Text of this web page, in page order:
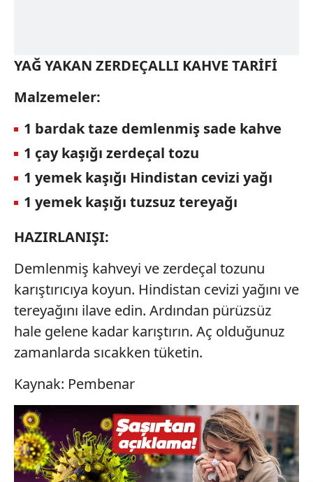
YAĞ YAKAN ZERDEÇALLI KAHVE TARİFİ
Malzemeler:
1 bardak taze demlenmiş sade kahve
1 çay kaşığı zerdeçal tozu
1 yemek kaşığı Hindistan cevizi yağı
1 yemek kaşığı tuzsuz tereyağı
HAZIRLANIŞI:
Demlenmiş kahveyi ve zerdeçal tozunu
karıştırıcıya koyun. Hindistan cevizi yağını ve
tereyağını ilave edin. Ardından pürüzsüz
hale gelene kadar karıştırın. Aç olduğunuz
zamanlarda sıcakken tüketin.
Kaynak: Pembenar